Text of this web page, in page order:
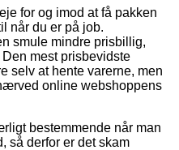
for og imod at få pakken
når du er på job.
smule mindre prisbillig,
mest prisbevidste
selv at hente varerne, men
online webshoppens
bestemmende når man
så derfor er det skam